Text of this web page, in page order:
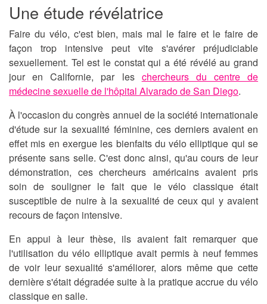
Une étude révélatrice
Faire du vélo, c'est bien, mais mal le faire et le faire de
façon trop intensive peut vite s'avérer préjudiciable
sexuellement. Tel est le constat qui a été révélé au grand
jour en Californie, par les chercheurs du centre de
médecine sexuelle de l'hôpital Alvarado de San Diego.
À l'occasion du congrès annuel de la société internationale
d'étude sur la sexualité féminine, ces derniers avaient en
effet mis en exergue les bienfaits du vélo elliptique qui se
présente sans selle. C'est donc ainsi, qu'au cours de leur
démonstration, ces chercheurs américains avaient pris
soin de souligner le fait que le vélo classique était
susceptible de nuire à la sexualité de ceux qui y avaient
recours de façon intensive.
En appui à leur thèse, ils avaient fait remarquer que
l'utilisation du vélo elliptique avait permis à neuf femmes
de voir leur sexualité s'améliorer, alors même que cette
dernière s'était dégradée suite à la pratique accrue du vélo
classique en salle.